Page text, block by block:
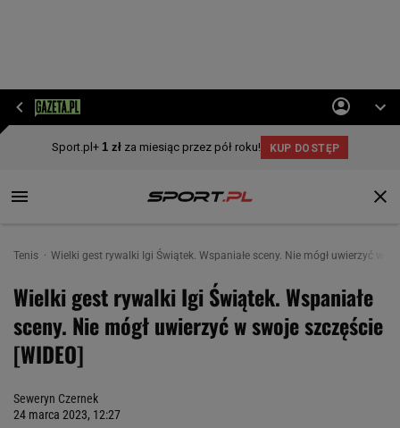
Tenis Wielki gest rywalki Igi Świątek. Wspaniałe sceny. Nie mógł uwierzyć w
Wielki gest rywalki Igi Świątek. Wspaniałe
sceny. Nie mógł uwierzyć w swoje szczęście
[WIDEO]
Seweryn Czernek
24 marca 2023, 12:27